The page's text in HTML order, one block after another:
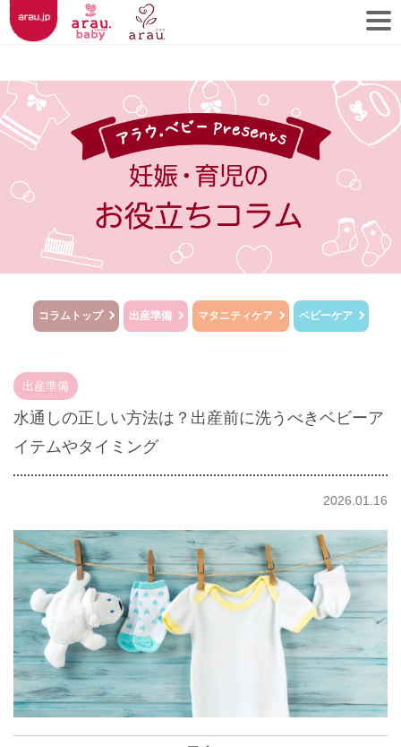
コラムトップ 出産準備 マタニティケア ベビーケア
水通しの正しい方法は？出産前に洗うべきベビーア
イテムやタイミング
2026.01.16